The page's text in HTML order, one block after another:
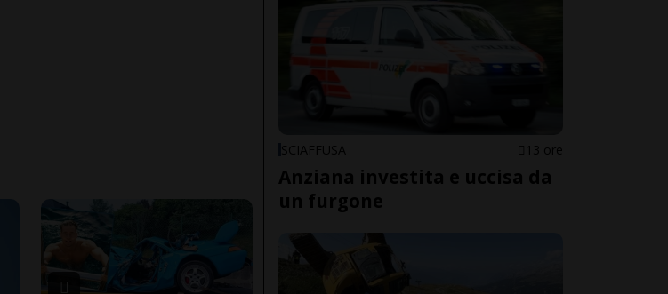
SCIAFFUSA 13 ore
Anziana investita e uccisa da
un furgone